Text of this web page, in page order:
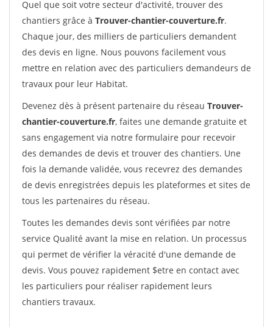
Quel que soit votre secteur d'activité, trouver des
chantiers grâce à Trouver-chantier-couverture.fr.
Chaque jour, des milliers de particuliers demandent
des devis en ligne. Nous pouvons facilement vous
mettre en relation avec des particuliers demandeurs de
travaux pour leur Habitat.
Devenez dès à présent partenaire du réseau Trouver-
chantier-couverture.fr, faites une demande gratuite et
sans engagement via notre formulaire pour recevoir
des demandes de devis et trouver des chantiers. Une
fois la demande validée, vous recevrez des demandes
de devis enregistrées depuis les plateformes et sites de
tous les partenaires du réseau.
Toutes les demandes devis sont vérifiées par notre
service Qualité avant la mise en relation. Un processus
qui permet de vérifier la véracité d'une demande de
devis. Vous pouvez rapidement $etre en contact avec
les particuliers pour réaliser rapidement leurs
chantiers travaux.